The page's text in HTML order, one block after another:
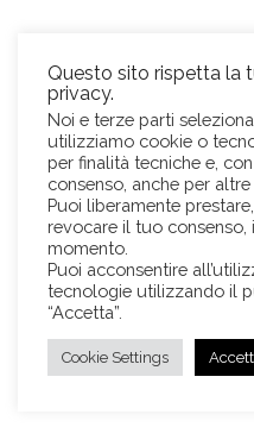
Via Antonio Pacinotti 63,
Mob.+39 3384389569
E-Mail:
© Sviluppo Horeca s.r.l.
rappresentati sono
Questo sito rispetta la
privacy.
Noi e terze parti
utilizziamo cookie o
per finalità tecniche e,
consenso, anche per altre
Puoi liberamente
revocare il tuo consenso,
momento.
Puoi acconsentire
tecnologie utilizzando il
“Accetta”.
Cookie Settings